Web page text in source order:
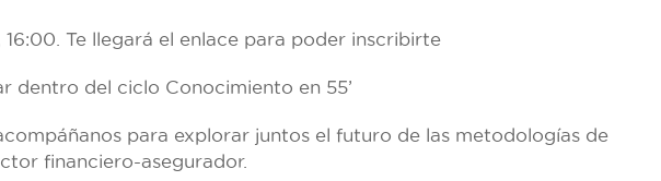
16:00. Te llegará el enlace para poder inscribirte
dentro del ciclo Conocimiento en 55’
para explorar juntos el futuro de las metodologías de
financiero-asegurador.